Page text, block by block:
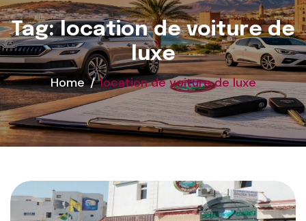
Tag: location de voiture de
luxe
Home location de voiture de luxe